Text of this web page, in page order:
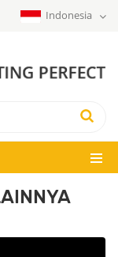
Indonesia